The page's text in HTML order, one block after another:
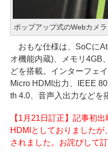
ポップアップ式のWebカメラ
おもな仕様は、SoCに
オ機能内蔵)、メモリ4GB
どを搭載。インターフェ
Micro HDMI出力、IEEE
th 4.0、音声入出力などを
【1月21日訂正】記事初
HDMIとしておりました
されました。お詫びして訂